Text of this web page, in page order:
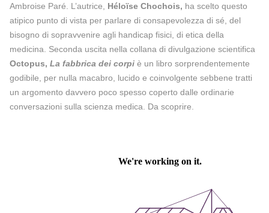
Ambroise Paré. L’autrice, Héloïse Chochois, ha scelto questo
atipico punto di vista per parlare di consapevolezza di sé, del
bisogno di sopravvenire agli handicap fisici, di etica della
medicina. Seconda uscita nella collana di divulgazione scientifica
Octopus, La fabbrica dei corpi è un libro sorprendentemente
godibile, per nulla macabro, lucido e coinvolgente sebbene tratti
un argomento davvero poco spesso coperto dalle ordinarie
conversazioni sulla scienza medica. Da scoprire.